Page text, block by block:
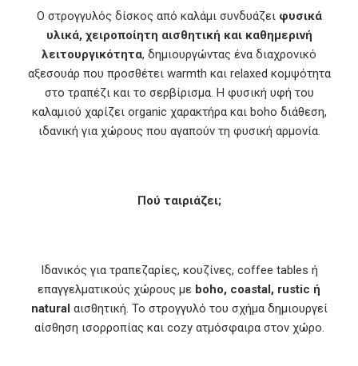
Ο στρογγυλός δίσκος από καλάμι συνδυάζει φυσικά
υλικά, χειροποίητη αισθητική και καθημερινή
λειτουργικότητα, δημιουργώντας ένα διαχρονικό
αξεσουάρ που προσθέτει warmth και relaxed κομψότητα
στο τραπέζι και το σερβίρισμα. Η φυσική υφή του
καλαμιού χαρίζει organic χαρακτήρα και boho διάθεση,
ιδανική για χώρους που αγαπούν τη φυσική αρμονία.
Πού ταιριάζει;
Ιδανικός για τραπεζαρίες, κουζίνες, coffee tables ή
επαγγελματικούς χώρους με boho, coastal, rustic ή
natural αισθητική. Το στρογγυλό του σχήμα δημιουργεί
αίσθηση ισορροπίας και cozy ατμόσφαιρα στον χώρο.